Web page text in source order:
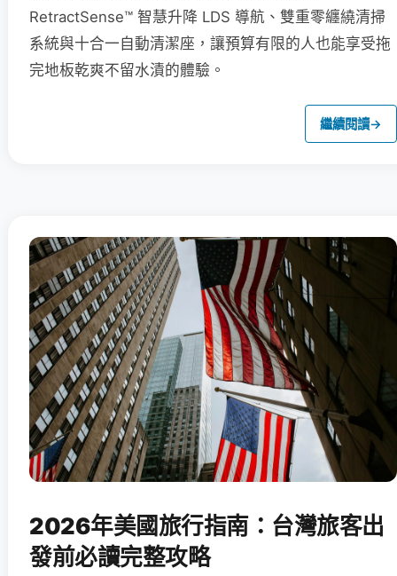
RetractSense™ 智慧升降 LDS 導航、雙重零纏繞清掃
系統與十合一自動清潔座，讓預算有限的人也能享受拖
完地板乾爽不留水漬的體驗。
繼續閱讀→
2026年美國旅行指南：台灣旅客出
發前必讀完整攻略